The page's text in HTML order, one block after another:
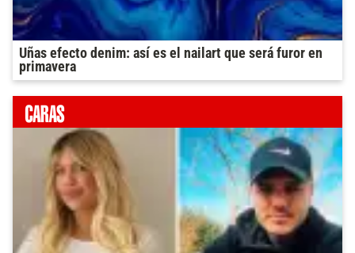
Uñas efecto denim: así es el nailart que será furor en
primavera